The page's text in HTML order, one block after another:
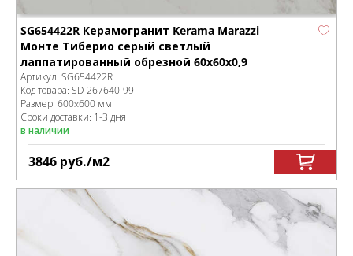
SG654422R Керамогранит Kerama Marazzi
Монте Тиберио серый светлый
лаппатированный обрезной 60x60x0,9
Артикул: SG654422R
Код товара: SD-267640-99
Размер: 600x600 мм
Сроки доставки: 1-3 дня
в наличии
3846 руб./м2